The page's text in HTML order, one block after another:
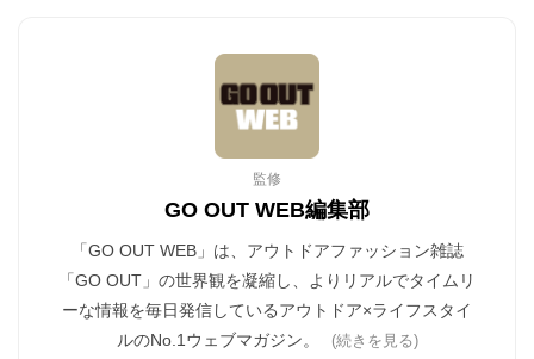
監修
GO OUT WEB編集部
「GO OUT WEB」は、アウトドアファッション雑誌
「GO OUT」の世界観を凝縮し、よりリアルでタイムリ
ーな情報を毎日発信しているアウトドア×ライフスタイ
ルのNo.1ウェブマガジン。
(続きを見る)